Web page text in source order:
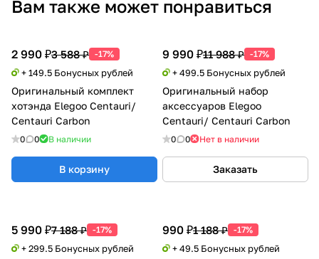
Вам также может понравиться
2 990 ₽3 588 ₽ -17%
+ 149.5 Бонусных рублей
Оригинальный комплект
хотэнда Elegoo Centauri/
Centauri Carbon
0 0 В наличии
В корзину
9 990 ₽11 988 ₽ -17%
+ 499.5 Бонусных рублей
Оригинальный набор
аксессуаров Elegoo
Centauri/ Centauri Carbon
0 0 Нет в наличии
Заказать
5 990 ₽7 188 ₽ -17%
+ 299.5 Бонусных рублей
990 ₽1 188 ₽ -17%
+ 49.5 Бонусных рублей